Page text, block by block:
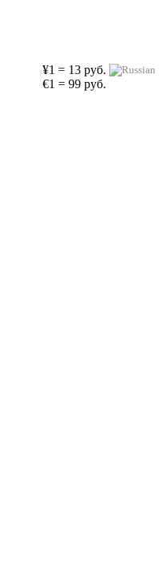
¥1 = 13 руб.
€1 = 99 руб.